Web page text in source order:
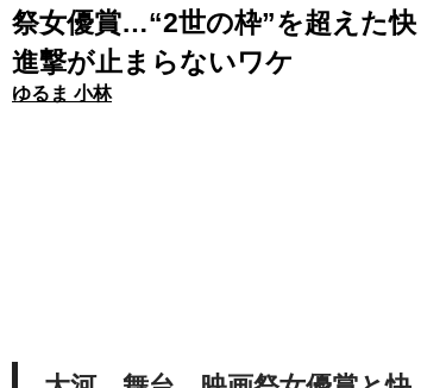
祭女優賞…“2世の枠”を超えた快
進撃が止まらないワケ
ゆるま 小林